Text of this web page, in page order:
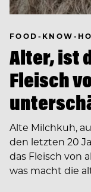
FOOD-KNOW-
Alter, ist
Fleisch
Alte Milchkuh,
den letzten 20
das Fleisch von
was macht die